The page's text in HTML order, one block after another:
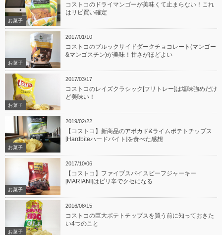
お菓子
コストコのドライマンゴーが美味くて止まらない！これ
はリピ買い確定
2017/01/10
お菓子
コストコのブルックサイドダークチョコレート(マンゴー
&マンゴスチン)が美味！甘さがほどよい
2017/03/17
お菓子
コストコのレイズクラシック[フリトレー]は塩味強めだけ
ど美味い！
2019/02/22
お菓子
【コストコ】新商品のアボカド&ライムポテトチップス
[Hardbiteハードバイト]を食べた感想
2017/10/06
お菓子
【コストコ】ファイブスパイスビーフジャーキー
[MARIANI]はピリ辛でクセになる
2016/08/15
お菓子
コストコの巨大ポテトチップスを買う前に知っておきた
い4つのこと